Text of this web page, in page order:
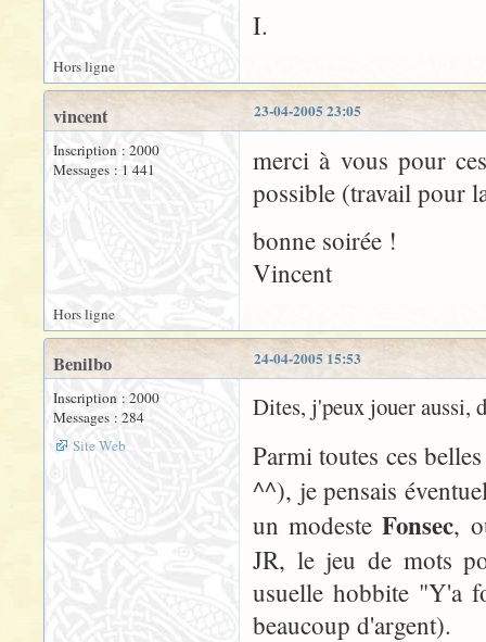
I.
Hors ligne
23-04-2005 23:05
vincent
Inscription : 2000
Messages : 1 441
merci à vous pour
possible (travail pour
bonne soirée !
Vincent
Hors ligne
24-04-2005 15:53
Benilbo
Inscription : 2000
Messages : 284
Site Web
Dites, j'peux jouer aussi,
Parmi toutes ces
^^), je pensais
un modesteFonsec,
JR, le jeu de mots
usuelle hobbite "Y'a
beaucoup d'argent).